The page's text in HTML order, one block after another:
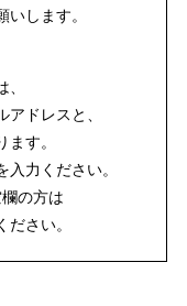
します。
ドレスと、
ます。
力ください。
の方は
ださい。